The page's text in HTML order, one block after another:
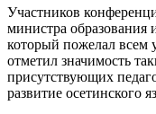
Участников
министра
который пожелал всем
отметил значимость
присутствующих
развитие осетинского